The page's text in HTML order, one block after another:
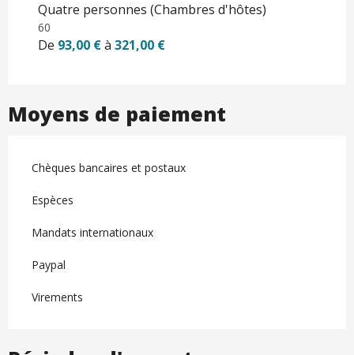
Quatre personnes (Chambres d'hôtes)
60
De 93,00 €à 321,00 €
Moyens de paiement
Chèques bancaires et postaux
Espèces
Mandats internationaux
Paypal
Virements